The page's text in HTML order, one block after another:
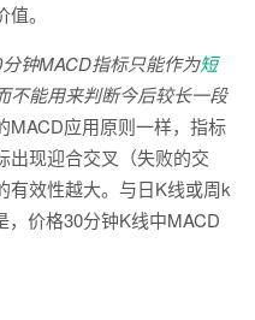
。
钟MACD指标只能作为短
不能用来判断今后较长一段
MACD应用原则一样，指标
出现迎合交叉（失败的交
有效性越大。与日K线或周k
价格30分钟K线中MACD